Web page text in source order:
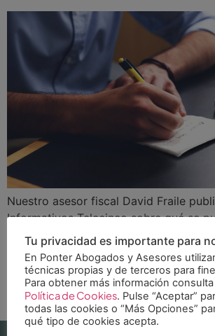
Nuestro asesor fiscal David Fraile
Informativos Telecinco sobre qué se
un autónomo en la declaración de la
de trabajadores tienen a su
deducciones para reducir su carga
aprovechar las deducciones a su
significar la mejora ostensible de la
Tu privacidad es importante para
En Ponter Abogados y Asesores
técnicas propias y de terceros para
Para obtener más información
Política de Cookies. Pulse “Aceptar”
todas las cookies o “Más Opciones”
qué tipo de cookies acepta.